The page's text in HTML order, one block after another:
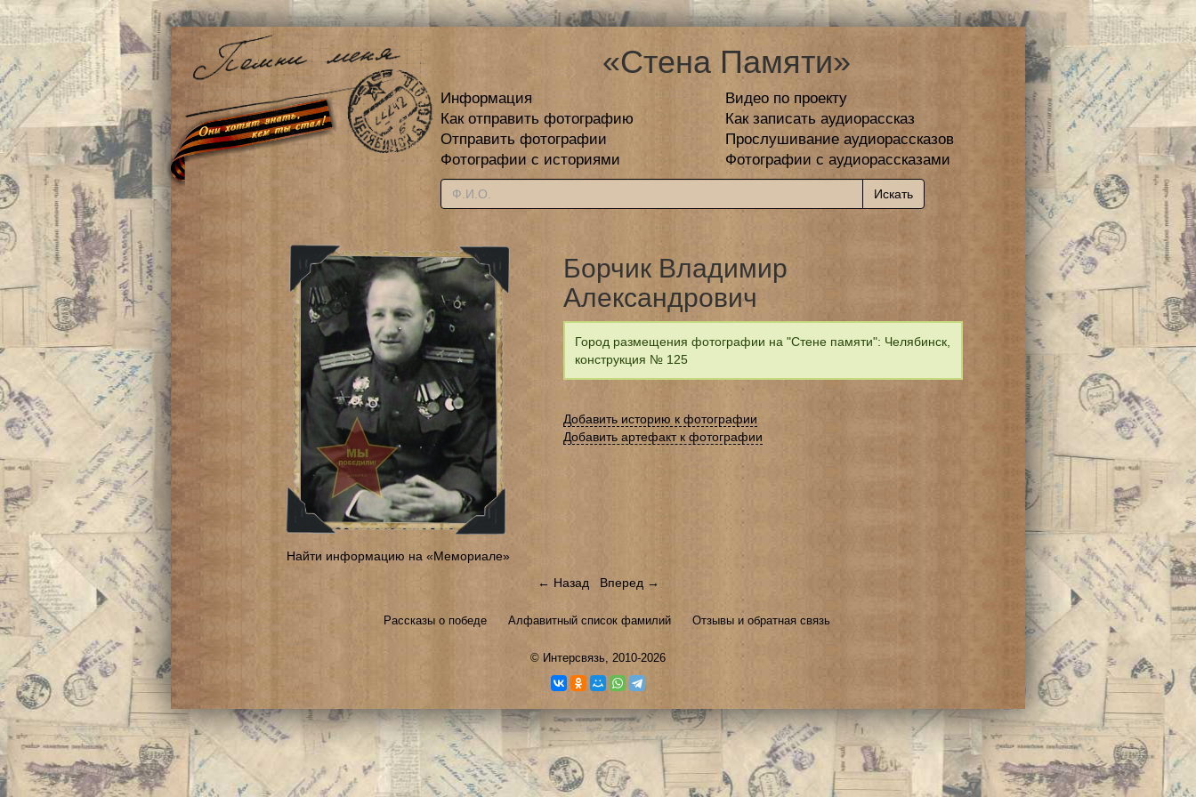
«Стена Памяти»
Информация
Видео по проекту
Как отправить фотографию
Как записать аудиорассказ
Отправить фотографии
Прослушивание аудиорассказов
Фотографии с историями
Фотографии с аудиорассказами
Найти информацию на «Мемориале»
Борчик Владимир
Александрович
Город размещения фотографии на "Стене памяти": Челябинск,
конструкция № 125
Добавить историю к фотографии
Добавить артефакт к фотографии
← Назад Вперед →
Рассказы о победе Алфавитный список фамилий Отзывы и обратная связь
© Интерсвязь, 2010-2026